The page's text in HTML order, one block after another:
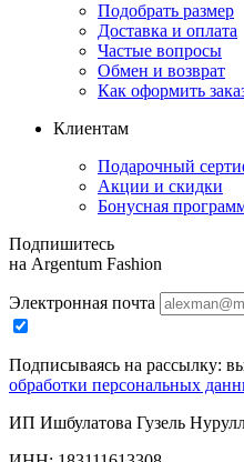
Подобрать размер
Доставка и оплата
Частые вопросы
Обмен и возврат
Как оформить
Клиентам
Подарочный
Акции и скидки
Бонусная
Подпишитесь
на Argentum Fashion
Электронная почта
Подписываясь на рассылку:
обработки персональных
ИП Ишбулатова Гузель